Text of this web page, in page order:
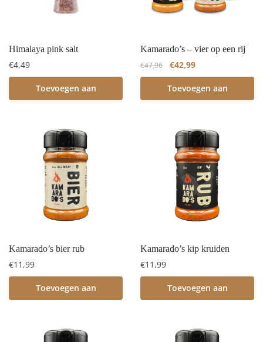
Himalaya pink salt
€4,49
Toevoegen aan
Kamarado’s – vier op een rij
€47,96 €42,99
Toevoegen aan
Kamarado’s bier rub
€11,99
Toevoegen aan
Kamarado’s kip kruiden
€11,99
Toevoegen aan